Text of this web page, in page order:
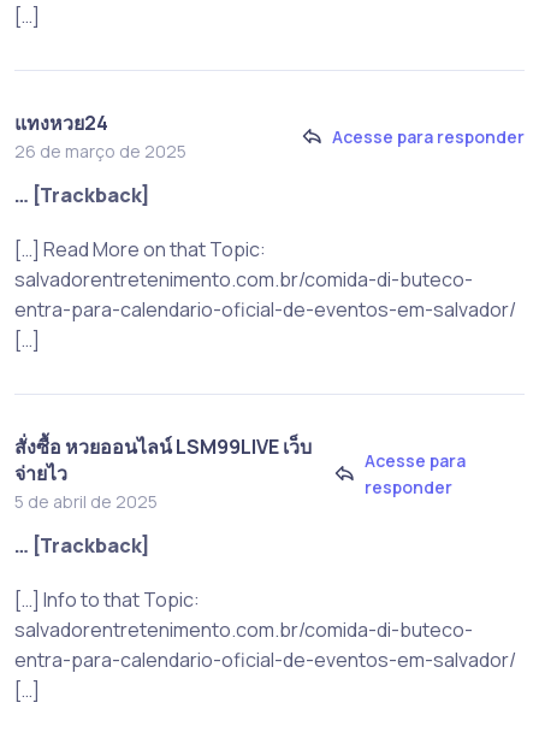
[…]
แทงหวย24
26 de março de 2025
Acesse para responder
… [Trackback]
[…] Read More on that Topic:
salvadorentretenimento.com.br/comida-di-buteco-
entra-para-calendario-oficial-de-eventos-em-salvador/
[…]
สั่งซื้อ หวยออนไลน์ LSM99LIVE เว็บ
จ่ายไว
5 de abril de 2025
Acesse para
responder
… [Trackback]
[…] Info to that Topic:
salvadorentretenimento.com.br/comida-di-buteco-
entra-para-calendario-oficial-de-eventos-em-salvador/
[…]